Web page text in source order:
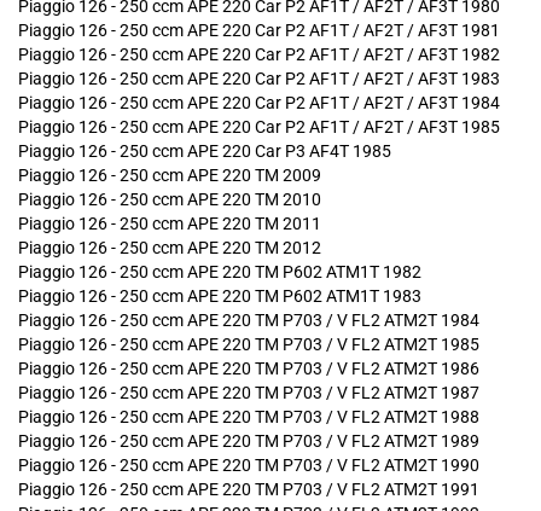
Piaggio 126 - 250 ccm APE 220 Car P2 AF1T / AF2T / AF3T 1980
Piaggio 126 - 250 ccm APE 220 Car P2 AF1T / AF2T / AF3T 1981
Piaggio 126 - 250 ccm APE 220 Car P2 AF1T / AF2T / AF3T 1982
Piaggio 126 - 250 ccm APE 220 Car P2 AF1T / AF2T / AF3T 1983
Piaggio 126 - 250 ccm APE 220 Car P2 AF1T / AF2T / AF3T 1984
Piaggio 126 - 250 ccm APE 220 Car P2 AF1T / AF2T / AF3T 1985
Piaggio 126 - 250 ccm APE 220 Car P3 AF4T 1985
Piaggio 126 - 250 ccm APE 220 TM 2009
Piaggio 126 - 250 ccm APE 220 TM 2010
Piaggio 126 - 250 ccm APE 220 TM 2011
Piaggio 126 - 250 ccm APE 220 TM 2012
Piaggio 126 - 250 ccm APE 220 TM P602 ATM1T 1982
Piaggio 126 - 250 ccm APE 220 TM P602 ATM1T 1983
Piaggio 126 - 250 ccm APE 220 TM P703 / V FL2 ATM2T 1984
Piaggio 126 - 250 ccm APE 220 TM P703 / V FL2 ATM2T 1985
Piaggio 126 - 250 ccm APE 220 TM P703 / V FL2 ATM2T 1986
Piaggio 126 - 250 ccm APE 220 TM P703 / V FL2 ATM2T 1987
Piaggio 126 - 250 ccm APE 220 TM P703 / V FL2 ATM2T 1988
Piaggio 126 - 250 ccm APE 220 TM P703 / V FL2 ATM2T 1989
Piaggio 126 - 250 ccm APE 220 TM P703 / V FL2 ATM2T 1990
Piaggio 126 - 250 ccm APE 220 TM P703 / V FL2 ATM2T 1991